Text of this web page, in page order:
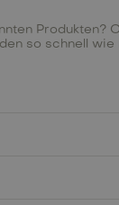
Produkten?
so schnell wie